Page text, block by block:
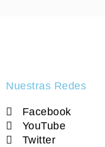
Nuestras Redes
Facebook
YouTube
Twitter